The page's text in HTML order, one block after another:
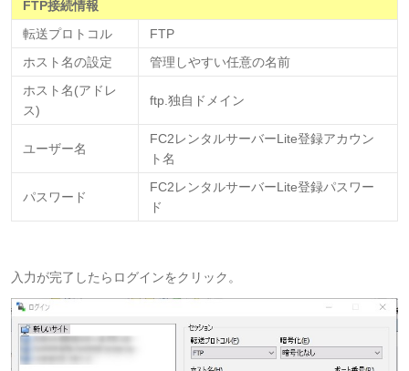
FTP接続情報
転送プロトコル
FTP
ホスト名の設定
管理しやすい任意の名前
ホスト名(アドレ
ス)
ftp.独自ドメイン
ユーザー名
FC2レンタルサーバーLite登録アカウン
ト名
パスワード
FC2レンタルサーバーLite登録パスワー
ド
入力が完了したらログインをクリック。